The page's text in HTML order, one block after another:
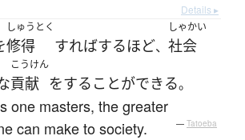
Details ▸
しゅうとく
修得 すればするほど、
しゃかい
社会
こうけん
貢献 をする ことができる。
one masters, the greater
can make to society.
— Tatoeba